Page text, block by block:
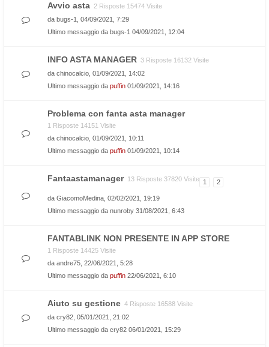
Avvio asta 2 Risposte 15474 Visite
da bugs-1
, 04/09/2021, 7:29
Ultimo messaggio da bugs-1 04/09/2021, 12:04
INFO ASTA MANAGER 3 Risposte 16132 Visite
da chinocalcio , 01/09/2021, 14:02
Ultimo messaggio da puffin 01/09/2021, 14:16
Problema con fanta asta manager
1 Risposte 14151 Visite
da chinocalcio , 01/09/2021, 10:11
Ultimo messaggio da puffin 01/09/2021, 10:14
Fantaastamanager 13 Risposte 37820 Visite 1 2
da GiacomoMedina , 02/02/2021, 19:19
Ultimo messaggio da nunroby 31/08/2021, 6:43
FANTABLINK NON PRESENTE IN APP STORE
1 Risposte 14425 Visite
da andre75 , 22/06/2021, 5:28
Ultimo messaggio da puffin 22/06/2021, 6:10
Aiuto su gestione 4 Risposte 16588 Visite
da cry82 , 05/01/2021, 21:02
Ultimo messaggio da cry82 06/01/2021, 15:29